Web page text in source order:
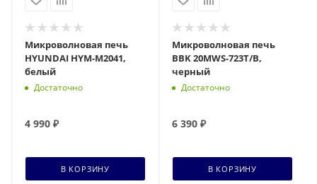
Микроволновая печь
HYUNDAI HYM-M2041,
белый
Достаточно
4 990 ₽
В КОРЗИНУ
Микроволновая печь
BBK 20MWS-723T/B,
черный
Достаточно
6 390 ₽
В КОРЗИНУ